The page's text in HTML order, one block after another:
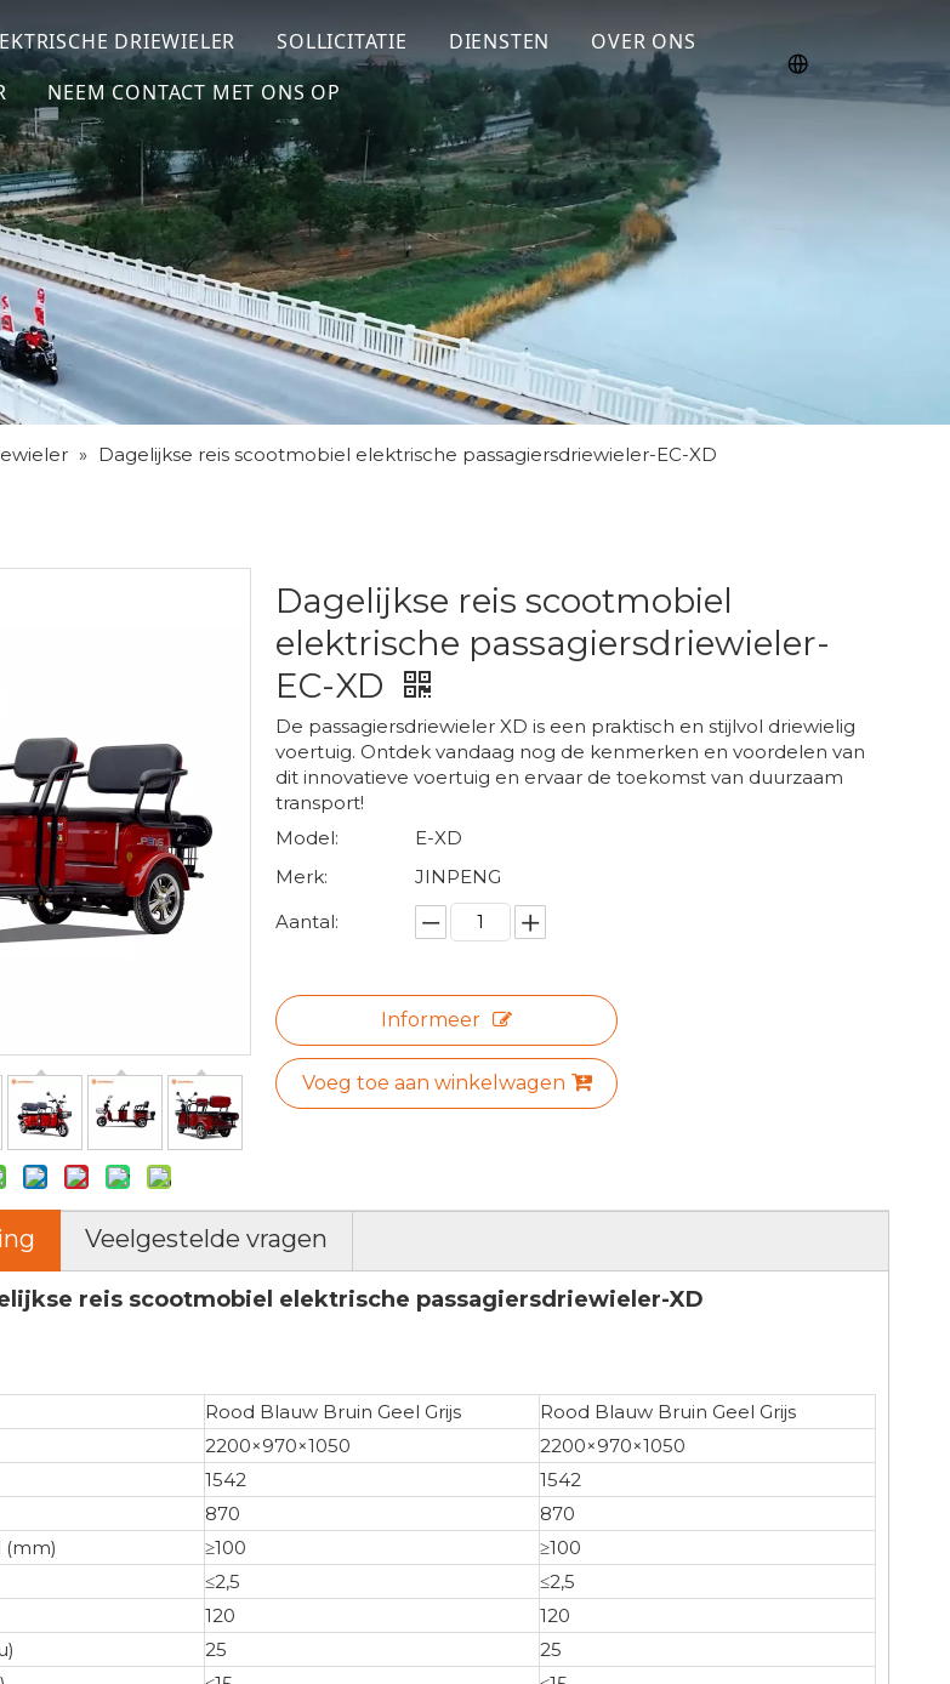
DRIEWIELER SOLLICITATIE DIENSTEN
OVER ONS
NEEM CONTACT MET ONS OP
» Dagelijkse reis scootmobiel elektrische passagiersdriewieler-EC-XD
Dagelijkse reis scootmobiel
elektrische passagiersdriewieler-
EC-XD
De passagiersdriewieler XD is een praktisch en stijlvol driewielig
voertuig. Ontdek vandaag nog de kenmerken en voordelen van
dit innovatieve voertuig en ervaar de toekomst van duurzaam
transport!
Model:
E-XD
Merk:
JINPENG
Aantal:
Informeer
Voeg toe aan winkelwagen
Veelgestelde vragen
reis scootmobiel elektrische passagiersdriewieler-XD
Rood Blauw Bruin Geel Grijs
Rood Blauw Bruin Geel Grijs
2200×970×1050
2200×970×1050
1542
1542
870
870
(mm)
≥100
≥100
≤2,5
≤2,5
120
120
25
25